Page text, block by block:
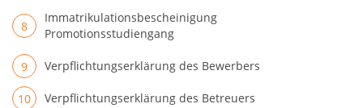
Immatrikulationsbescheinigung
Promotionsstudiengang
Verpflichtungserklärung des Bewerbers
Verpflichtungserklärung des Betreuers